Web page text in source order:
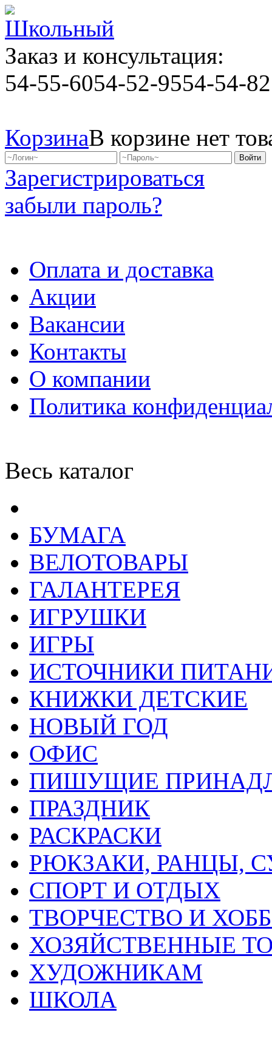
Заказ и консультация:
54-55-6054-52-9554-54-82
КорзинаВ корзине нет
Зарегистрироваться
забыли пароль?
Оплата и доставка
Акции
Вакансии
Контакты
О компании
Политика
Весь каталог
БУМАГА
ВЕЛОТОВАРЫ
ГАЛАНТЕРЕЯ
ИГРУШКИ
ИГРЫ
ИСТОЧНИКИ
КНИЖКИ ДЕТСКИЕ
НОВЫЙ ГОД
ОФИС
ПИШУЩИЕ
ПРАЗДНИК
РАСКРАСКИ
РЮКЗАКИ, РАНЦЫ,
СПОРТ И ОТДЫХ
ТВОРЧЕСТВО И
ХОЗЯЙСТВЕННЫЕ
ХУДОЖНИКАМ
ШКОЛА